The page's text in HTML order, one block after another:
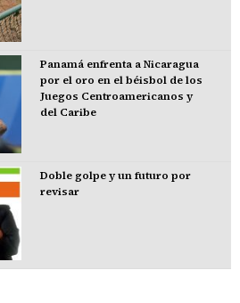
Panamá enfrenta a Nicaragua
por el oro en el béisbol de los
Juegos Centroamericanos y
del Caribe
Doble golpe y un futuro por
revisar